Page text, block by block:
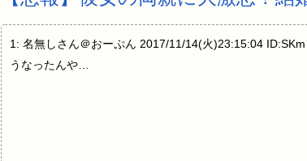
1: 名無しさん＠おーぷん 2017/11/14(火)23:15:04
うなったんや…